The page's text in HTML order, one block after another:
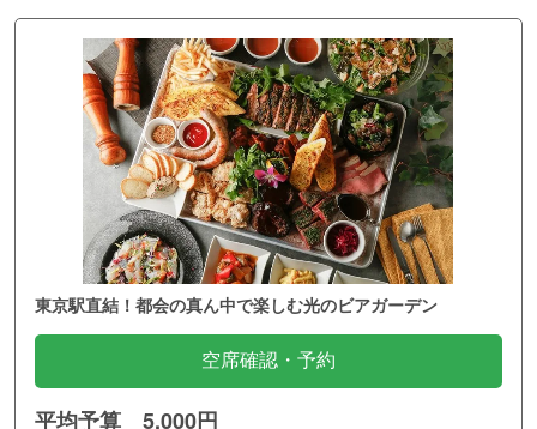
東京駅直結！都会の真ん中で楽しむ光のビアガーデン
空席確認・予約
平均予算 5,000円